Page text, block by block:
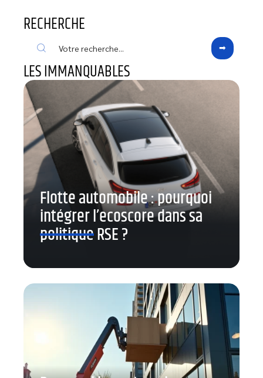
RECHERCHE
LES IMMANQUABLES
Flotte automobile : pourquoi
intégrer l’ecoscore dans sa
politique RSE ?